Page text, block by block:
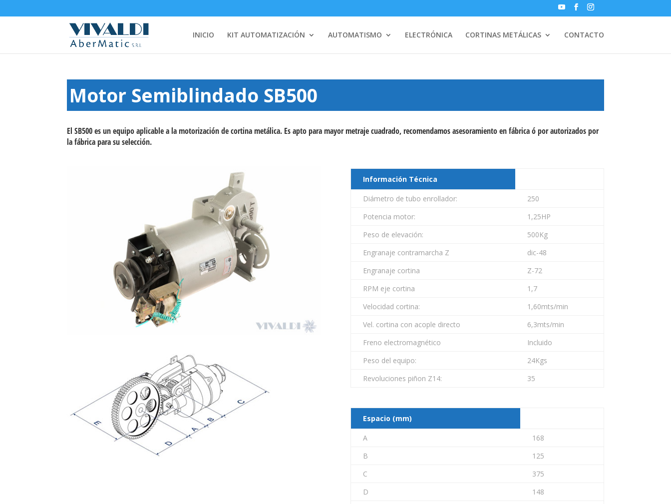
INICIO KIT AUTOMATIZACIÓN AUTOMATISMO ELECTRÓNICA CORTINAS METÁLICAS CONTACTO
Motor Semiblindado SB500
ElSB500es un equipo aplicable a la motorización de cortina metálica. Es apto para mayor metraje cuadrado, recomendamos asesoramiento en fábrica ó por autorizados por
la fábrica para su selección.
Información Técnica
Diámetro de tubo enrollador:
250
Potencia motor:
1,25HP
Peso de elevación:
500Kg
Engranaje contramarcha Z
dic-48
Engranaje cortina
Z-72
RPM eje cortina
1,7
Velocidad cortina:
1,60mts/min
Vel. cortina con acople directo
6,3mts/min
Freno electromagnético
Incluido
Peso del equipo:
24Kgs
Revoluciones piñon Z14:
35
Espacio (mm)
A
168
B
125
C
375
D
148